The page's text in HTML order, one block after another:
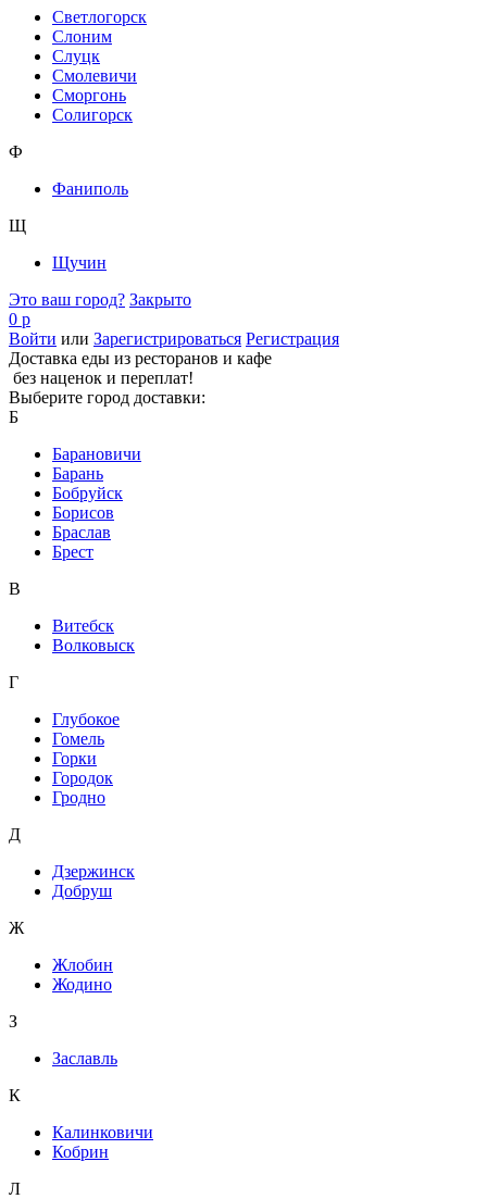
Светлогорск
Слоним
Слуцк
Смолевичи
Сморгонь
Солигорск
Ф
Фаниполь
Щ
Щучин
Это ваш город? Закрыто
0 р
Войти или Зарегистрироваться Регистрация
Доставка еды из ресторанов и кафе
без наценок и переплат!
Выберите город доставки:
Б
Барановичи
Барань
Бобруйск
Борисов
Браслав
Брест
В
Витебск
Волковыск
Г
Глубокое
Гомель
Горки
Городок
Гродно
Д
Дзержинск
Добруш
Ж
Жлобин
Жодино
З
Заславль
К
Калинковичи
Кобрин
Л